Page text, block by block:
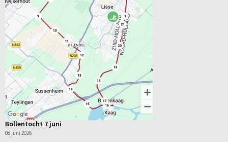
Bollentocht 7 juni
08 juni 2026